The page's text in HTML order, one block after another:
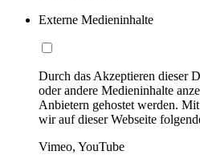
Externe Medieninhalte
Durch das Akzeptieren dieser
oder andere Medieninhalte
Anbietern gehostet werden.
wir auf dieser Webseite
Vimeo, YouTube